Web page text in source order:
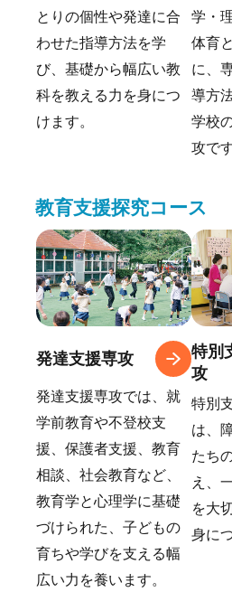
とりの個性や発達に合
わせた指導方法を学
び、基礎から幅広い教
科を教える力を身につ
けます。
学・
体育
に、
導方
学校
攻です
教育支援探究コース
発達支援専攻
発達支援専攻では、就
学前教育や不登校支
援、保護者支援、教育
相談、社会教育など、
教育学と心理学に基礎
づけられた、子どもの
育ちや学びを支える幅
広い力を養います。
特別
攻
特別
は、
たち
え、
を大
身に